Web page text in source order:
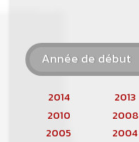
Année de début
2014 2013
2010
2008
2005
2004